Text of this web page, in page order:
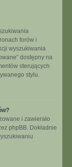
forów i
wyszukiwania
dostępny na
sterujących
stylu.
i zawierało
phpBB. Dokładnie